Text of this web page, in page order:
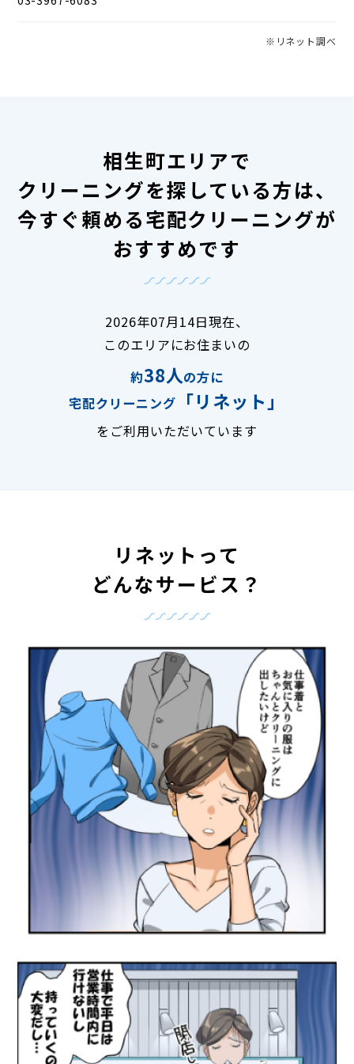
※リネット調べ
相生町エリアで
クリーニングを探している方は、
今すぐ頼める宅配クリーニングが
おすすめです
2026年07月14日現在、
このエリアにお住まいの
約38人の方に
宅配クリーニング
「リネット」
をご利用いただいています
リネットって
どんなサービス？